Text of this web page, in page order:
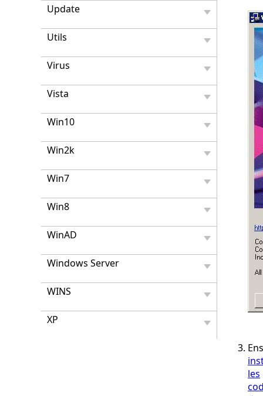
Update
Utils
Virus
Vista
Win10
Win2k
Win7
Win8
WinAD
Windows Server
WINS
XP
les